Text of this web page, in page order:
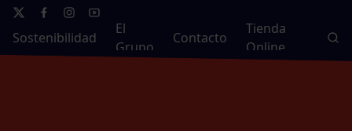
Sostenibilidad
El
Grupo
Contacto
Tienda
Online